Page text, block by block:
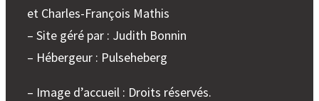
et Charles-François Mathis
– Site géré par : Judith Bonnin
– Hébergeur : Pulseheberg
– Image d’accueil : Droits réservés.